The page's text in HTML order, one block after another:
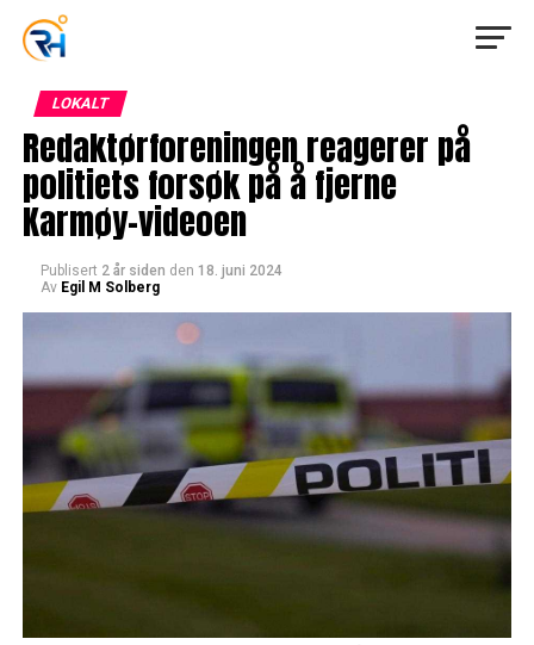
LOKALT
Redaktørforeningen reagerer på
politiets forsøk på å fjerne
Karmøy-videoen
Publisert 2 år siden den 18. juni 2024
Av Egil M Solberg